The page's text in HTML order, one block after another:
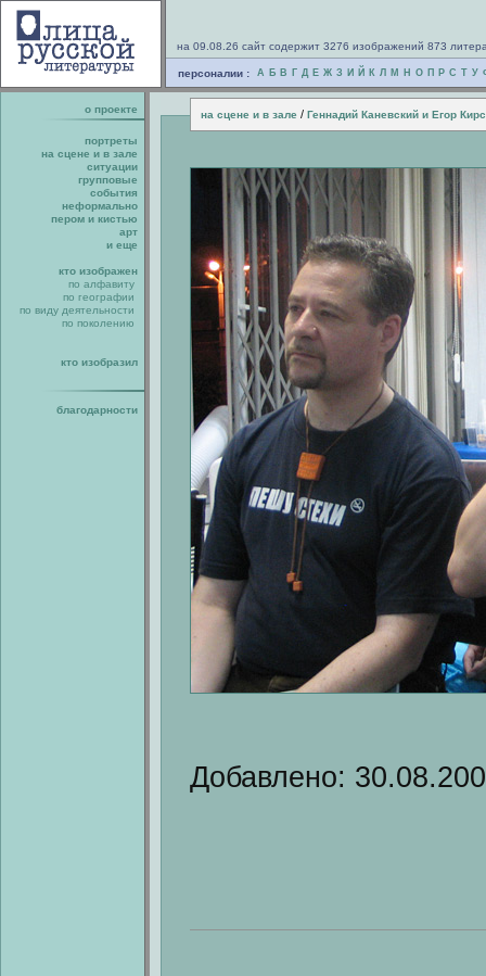
на 09.08.26 сайт содержит 3276 изображений 873
персоналии : А Б В Г Д Е Ж З И Й К Л М Н О П Р С Т У
о проекте на сцене и в зале / Геннадий Каневский и Егор
портреты
на сцене и в зале
ситуации
групповые
события
неформально
пером и кистью
арт
и еще
кто изображен
по алфавиту
по географии
по виду деятельности
по поколению
кто изобразил
благодарности
Добавлено: